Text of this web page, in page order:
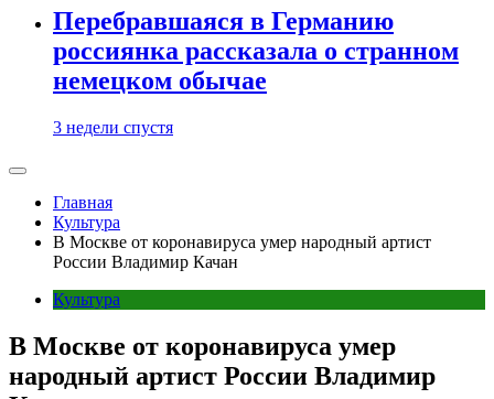
Перебравшаяся в Германию
россиянка рассказала о странном
немецком обычае
3 недели спустя
Главная
Культура
В Москве от коронавируса умер народный артист
России Владимир Качан
Культура
В Москве от коронавируса умер
народный артист России Владимир